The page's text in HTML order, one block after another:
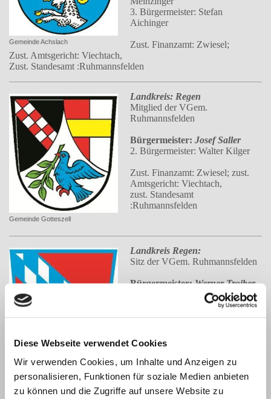
Diese Webseite verwendet Cookies
Wir verwenden Cookies, um Inhalte und Anzeigen zu
personalisieren, Funktionen für soziale Medien anbieten
zu können und die Zugriffe auf unsere Website zu
Gemeinde Achslach
3. Bürgermeister: Stefan
Aichinger
Zust. Finanzamt: Zwiesel;
Zust. Amtsgericht: Viechtach,
Zust. Standesamt :Ruhmannsfelden
Gemeinde Gotteszell
Landkreis: Regen
Mitglied der VGem.
Ruhmannsfelden
Bürgermeister: Josef Saller
2. Bürgermeister: Walter Kilger
Zust. Finanzamt: Zwiesel; zust.
Amtsgericht: Viechtach,
zust. Standesamt
:Ruhmannsfelden
Gemeinde Ruhmannsfelden
Landkreis Regen:
Sitz der VGem. Ruhmannsfelden
Bürgermeister: Werner Troiber
2. Bürgermeister: Willi Stadler
Zust. Finanzamt und Amtsgericht:
Zust. Standesamt:
Ruhmannsfelden